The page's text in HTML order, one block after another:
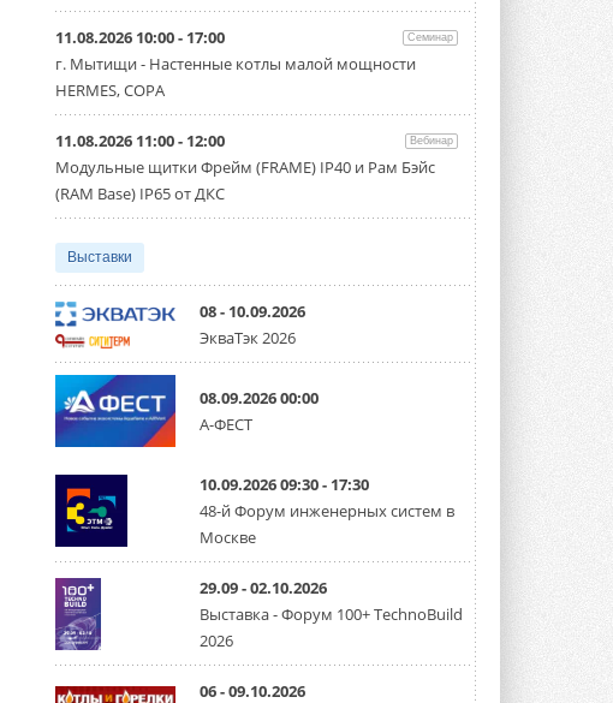
11.08.2026 10:00 - 17:00 Семинар
г. Мытищи - Настенные котлы малой мощности
HERMES, COPA
11.08.2026 11:00 - 12:00 Вебинар
Модульные щитки Фрейм (FRAME) IP40 и Рам Бэйс
(RAM Base) IP65 от ДКС
Выставки
08 - 10.09.2026
ЭкваТэк 2026
08.09.2026 00:00
А-ФЕСТ
10.09.2026 09:30 - 17:30
48-й Форум инженерных систем в
Москве
29.09 - 02.10.2026
Выставка - Форум 100+ TechnoBuild
2026
06 - 09.10.2026